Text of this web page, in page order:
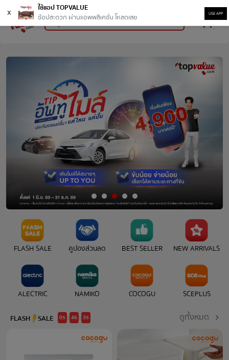
x
ใช้แอป TOPVALUE
ช้อปสะดวก ผ่านแอพพลิเคชั่น โหลดเลย
USE APP
FLASH SALE คูปองส่วนลด BEST SELLER NEW ARRIVALS
ALECTRIC NAMIKO COCOGU SCEPLUS
FLASH SALE 05 46 33 ดูทั้งหมด